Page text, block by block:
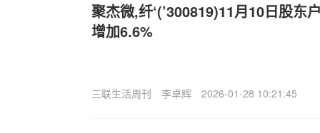
聚杰微,纤‘(’300819)11月10日股东
增加6.6%
三联生活周刊 李卓辉 2026-01-28 10:21:45